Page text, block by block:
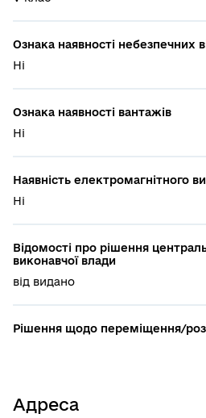
Ознака наявності небезпечних
Ні
Ознака наявності вантажів
Ні
Наявність електромагнітного
Ні
Відомості про рішення
виконавчої влади
від видано
Рішення щодо переміщення/
Адреса